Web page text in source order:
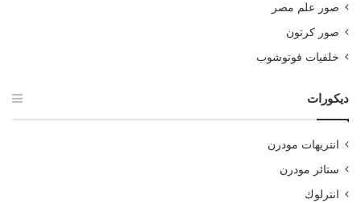
صور علم مصر
صور كرتون
خلفيات فوتوشوب
ديكورات
انتريهات مودرن
ستائر مودرن
انترلوك